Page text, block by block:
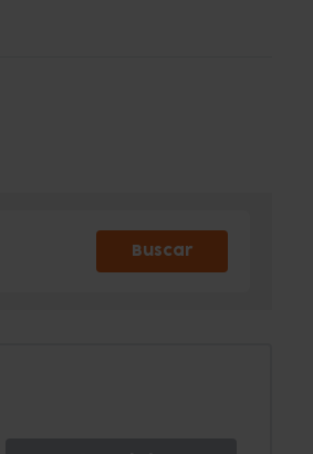
Buscar